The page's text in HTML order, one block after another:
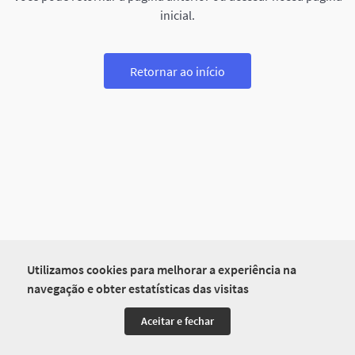
Utilizamos cookies para melhorar a experiência na
navegação e obter estatísticas das visitas
Aceitar e fechar
inicial.
Retornar ao início